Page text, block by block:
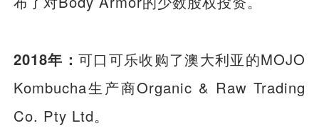
2018年：可口可乐收购了澳大利亚的MOJO
Kombucha生产商Organic & Raw Trading
Co. Pty Ltd。